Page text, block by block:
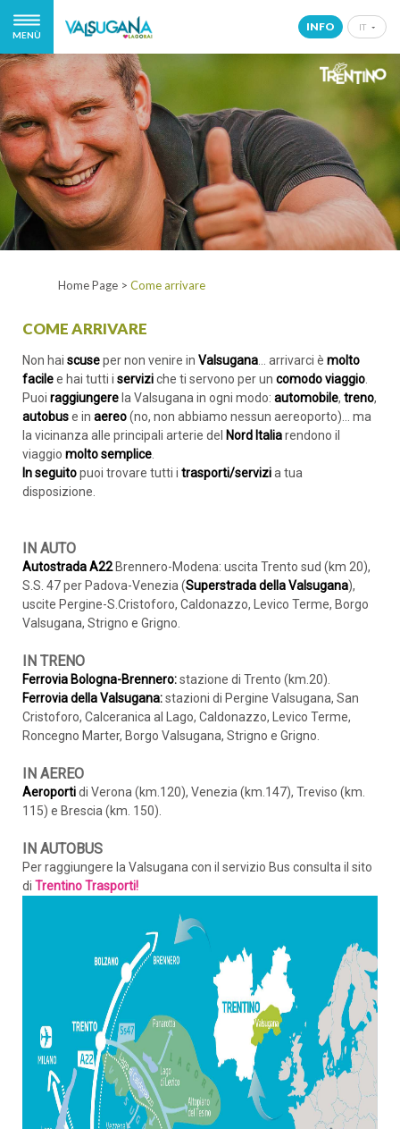
MENÙ
IT
EN
INFO
Home Page > Come arrivare
COME ARRIVARE
Non hai scuseper non venire in Valsugana ... arrivarci è molto
facilee hai tutti i serviziche ti servono per un comodo viaggio
Puoi raggiungere la Valsugana in ogni modo: automobile, treno,
autobuse in aereo(no, non abbiamo nessun aereoporto)... ma
la vicinanza alle principali arterie del Nord Italiarendono il
viaggio molto semplice
In seguitopuoi trovare tutti i trasporti/servizia tua
disposizione.
IN AUTO
Autostrada A22Brennero-Modena: uscita Trento sud (km 20),
S.S. 47 per Padova-Venezia (Superstrada della Valsugana),
uscite Pergine-S.Cristoforo, Caldonazzo, Levico Terme, Borgo
Valsugana, Strigno e Grigno.
IN TRENO
Ferrovia Bologna-Brennero:stazione di Trento (km.20).
Ferrovia della Valsugana:stazioni di Pergine Valsugana, San
Cristoforo, Calceranica al Lago, Caldonazzo, Levico Terme,
Roncegno Marter, Borgo Valsugana, Strigno e Grigno.
IN AEREO
Aeroportidi Verona (km.120), Venezia (km.147), Treviso (km.
115) e Brescia (km. 150).
IN AUTOBUS
Per raggiungere la Valsugana con il servizio Bus consulta il sito
di Trentino Trasporti!